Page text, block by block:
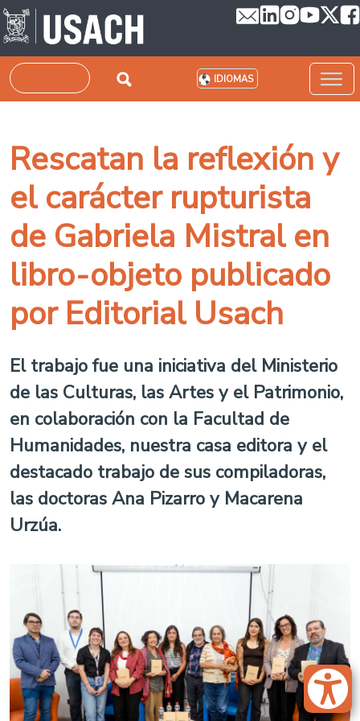
Pasar al contenido principal
Buscar IDIOMAS
Rescatan la reflexión y
el carácter rupturista
de Gabriela Mistral en
libro-objeto publicado
por Editorial Usach
El trabajo fue una iniciativa del Ministerio
de las Culturas, las Artes y el Patrimonio,
en colaboración con la Facultad de
Humanidades, nuestra casa editora y el
destacado trabajo de sus compiladoras,
las doctoras Ana Pizarro y Macarena
Urzúa.